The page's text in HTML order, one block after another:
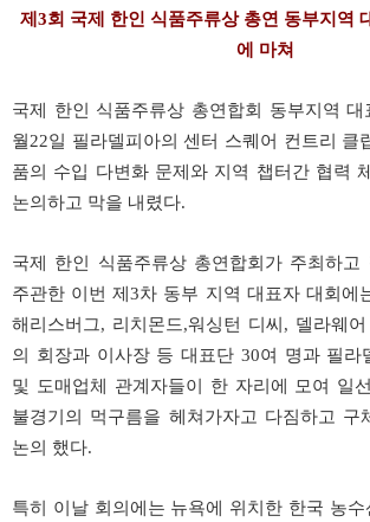
제3회 국제 한인 식품주류상 총연 동부지역
에 마쳐
국제 한인 식품주류상 총연합회 동부지역
월22일 필라델피아의 센터 스퀘어 컨트리 클
품의 수입 다변화 문제와 지역 챕터간 협력
논의하고 막을 내렸다.
국제 한인 식품주류상 총연합회가 주최하고
주관한 이번 제3차 동부 지역 대표자 대회에
해리스버그, 리치몬드,워싱턴 디씨, 델라웨
의 회장과 이사장 등 대표단 30여 명과 필라
및 도매업체 관계자들이 한 자리에 모여 일
불경기의 먹구름을 헤쳐가자고 다짐하고 구
논의 했다.
특히 이날 회의에는 뉴욕에 위치한 한국 농수